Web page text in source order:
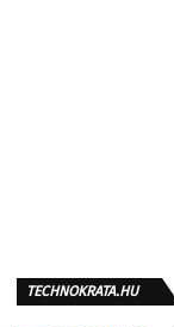
TECHNOKRATA.HU